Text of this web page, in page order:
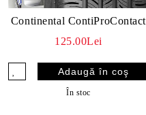
Continental ContiProContact
125.00Lei
În stoc